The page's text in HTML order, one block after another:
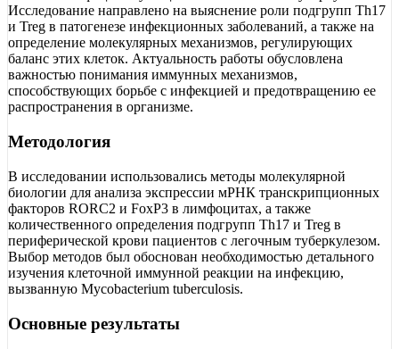
Исследование направлено на выяснение роли подгрупп Th17
и Treg в патогенезе инфекционных заболеваний, а также на
определение молекулярных механизмов, регулирующих
баланс этих клеток. Актуальность работы обусловлена
важностью понимания иммунных механизмов,
способствующих борьбе с инфекцией и предотвращению ее
распространения в организме.
Методология
В исследовании использовались методы молекулярной
биологии для анализа экспрессии мРНК транскрипционных
факторов RORC2 и FoxP3 в лимфоцитах, а также
количественного определения подгрупп Th17 и Treg в
периферической крови пациентов с легочным туберкулезом.
Выбор методов был обоснован необходимостью детального
изучения клеточной иммунной реакции на инфекцию,
вызванную Mycobacterium tuberculosis.
Основные результаты